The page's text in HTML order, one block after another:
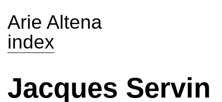
Arie Altena
index
Jacques Servin